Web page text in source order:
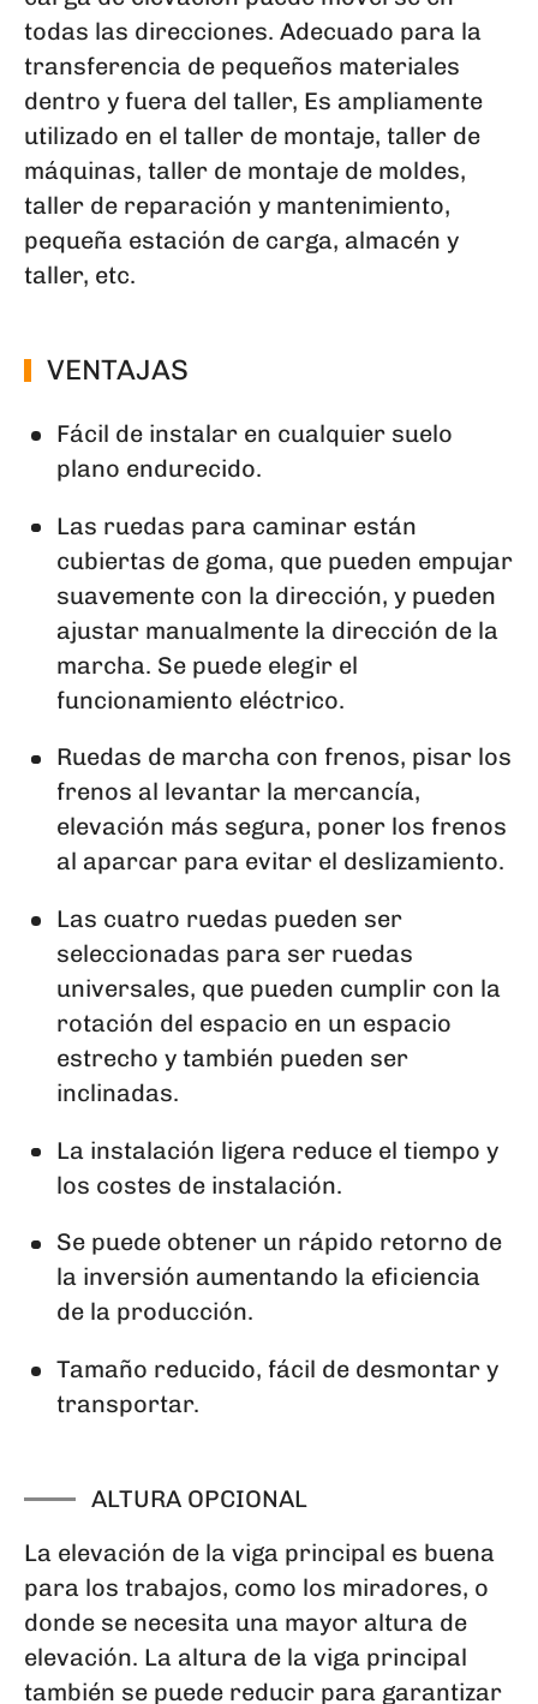
todas las direcciones. Adecuado para la
transferencia de pequeños materiales
dentro y fuera del taller, Es ampliamente
utilizado en el taller de montaje, taller de
máquinas, taller de montaje de moldes,
taller de reparación y mantenimiento,
pequeña estación de carga, almacén y
taller, etc.
VENTAJAS
Fácil de instalar en cualquier suelo
plano endurecido.
Las ruedas para caminar están
cubiertas de goma, que pueden empujar
suavemente con la dirección, y pueden
ajustar manualmente la dirección de la
marcha. Se puede elegir el
funcionamiento eléctrico.
Ruedas de marcha con frenos, pisar los
frenos al levantar la mercancía,
elevación más segura, poner los frenos
al aparcar para evitar el deslizamiento.
Las cuatro ruedas pueden ser
seleccionadas para ser ruedas
universales, que pueden cumplir con la
rotación del espacio en un espacio
estrecho y también pueden ser
inclinadas.
La instalación ligera reduce el tiempo y
los costes de instalación.
Se puede obtener un rápido retorno de
la inversión aumentando la eficiencia
de la producción.
Tamaño reducido, fácil de desmontar y
transportar.
ALTURA OPCIONAL
La elevación de la viga principal es buena
para los trabajos, como los miradores, o
donde se necesita una mayor altura de
elevación. La altura de la viga principal
también se puede reducir para garantizar